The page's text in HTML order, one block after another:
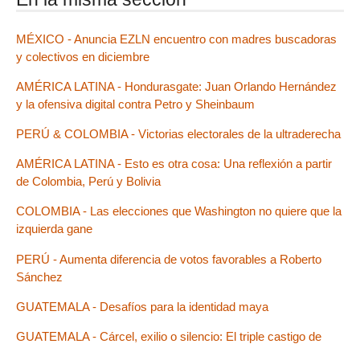
MÉXICO - Anuncia EZLN encuentro con madres buscadoras
y colectivos en diciembre
AMÉRICA LATINA - Hondurasgate: Juan Orlando Hernández
y la ofensiva digital contra Petro y Sheinbaum
PERÚ & COLOMBIA - Victorias electorales de la ultraderecha
AMÉRICA LATINA - Esto es otra cosa: Una reflexión a partir
de Colombia, Perú y Bolivia
COLOMBIA - Las elecciones que Washington no quiere que la
izquierda gane
PERÚ - Aumenta diferencia de votos favorables a Roberto
Sánchez
GUATEMALA - Desafíos para la identidad maya
GUATEMALA - Cárcel, exilio o silencio: El triple castigo de